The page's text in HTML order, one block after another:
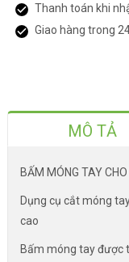
Thanh toán khi
Giao hàng trong
MÔ TẢ
BẤM MÓNG TAY
Dụng cụ cắt móng
cao
Bấm móng tay được